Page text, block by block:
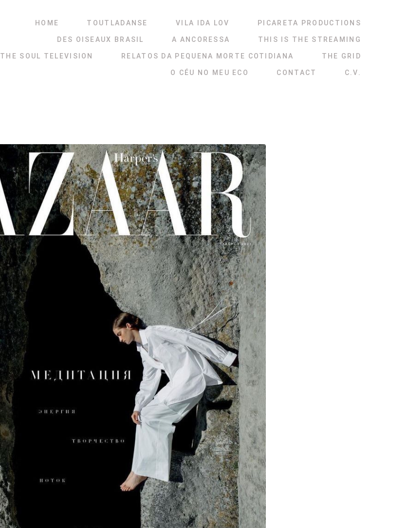
HOME TOUTLADANSE VILA IDA LOV PICARETA PRODUCTIONS
DES OISEAUX BRASIL A ANCORESSA THIS IS THE STREAMING
THE SOUL TELEVISION RELATOS DA PEQUENA MORTE COTIDIANA THE GRID
O CÉU NO MEU ECO CONTACT C.V.